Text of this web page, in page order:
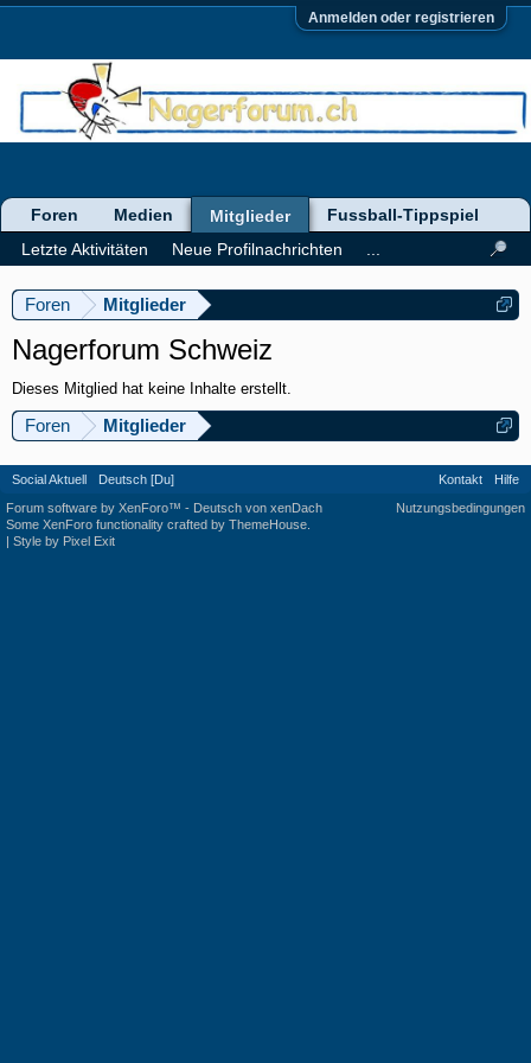
Anmelden oder registrieren
Foren Mitglieder
Nagerforum Schweiz
Dieses Mitglied hat keine Inhalte erstellt.
Foren Mitglieder
Foren Medien
Mitglieder
Letzte Aktivitäten
Neue Profilnachrichten
Fussball-Tippspiel
Social Aktuell Deutsch [Du] Kontakt
Hilfe
Nutzungsbedingungen
Forum software by XenForo™ - Deutsch von xenDach
Some XenForo functionality crafted by ThemeHouse
| Style by Pixel Exit